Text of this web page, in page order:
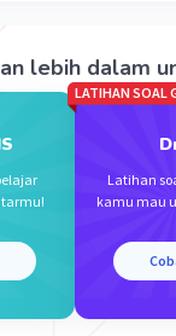
lebih dalam
LATIHAN SOAL
Latihan
kamu mau